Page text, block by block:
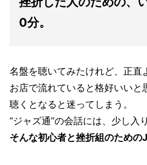
0分。
名盤を聴いてみたけれど、正直
お店で流れていると格好いい
聴くとなると迷ってしまう。
“ジャズ通”の会話には、少し入
そんな初心者と挫折組のための